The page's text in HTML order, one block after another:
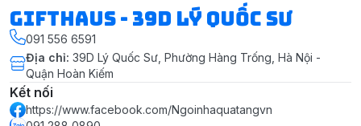
Gifthaus - 39D Lý Quốc Sư
091 556 6591
Địa chỉ: 39D Lý Quốc Sư, Phường Hàng Trống, Hà Nội -
Quận Hoàn Kiếm
Kết nối
https://www.facebook.com/Ngoinhaquatangvn